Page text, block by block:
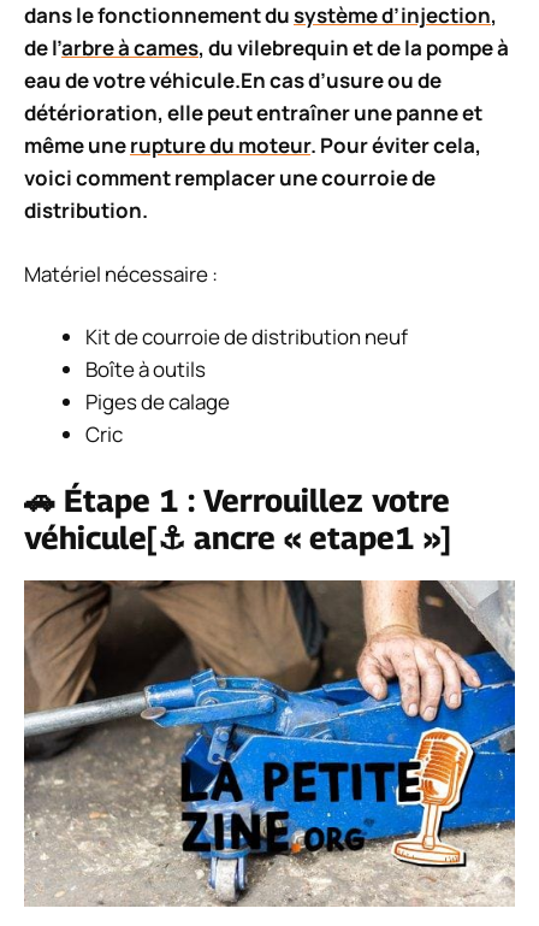
dans le fonctionnement dusystème d’injection,
de l’arbre à cames, du vilebrequin et de la pompe à
eau de votre véhicule.En cas d’usure ou de
détérioration, elle peut entraîner une panne et
même unerupture du moteur. Pour éviter cela,
voici comment remplacer une courroie de
distribution.
Matériel nécessaire :
Kit de courroie de distribution neuf
Boîte à outils
Piges de calage
Cric
🚗 Étape 1 : Verrouillez votre
véhicule[⚓ ancre « etape1 »]